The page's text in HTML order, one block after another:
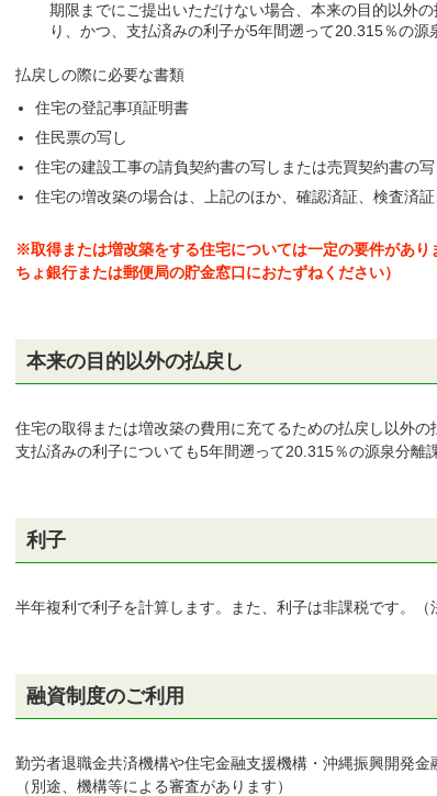
期限までにご提出いただけない場合、本来の目的以外
り、かつ、支払済みの利子が5年間遡って20.315％の源
払戻しの際に必要な書類
住宅の登記事項証明書
住民票の写し
住宅の建設工事の請負契約書の写しまたは売買契約書の写
住宅の増改築の場合は、上記のほか、確認済証、検査済
※取得または増改築をする住宅については一定の要件があ
ちょ銀行または郵便局の貯金窓口におたずねください）
本来の目的以外の払戻し
住宅の取得または増改築の費用に充てるための払戻し以外の
支払済みの利子についても5年間遡って20.315％の源泉分離
利子
半年複利で利子を計算します。また、利子は非課税です。（
融資制度のご利用
勤労者退職金共済機構や住宅金融支援機構・沖縄振興開発金
（別途、機構等による審査があります）